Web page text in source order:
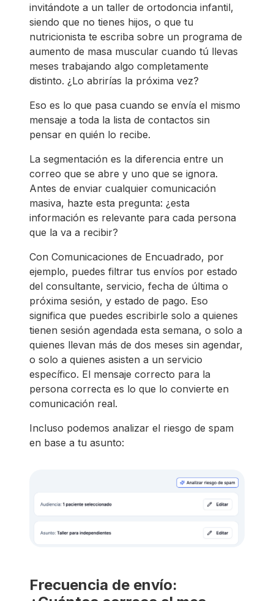
invitándote a un taller de ortodoncia infantil,
siendo que no tienes hijos, o que tu
nutricionista te escriba sobre un programa de
aumento de masa muscular cuando tú llevas
meses trabajando algo completamente
distinto. ¿Lo abrirías la próxima vez?
Eso es lo que pasa cuando se envía el mismo
mensaje a toda la lista de contactos sin
pensar en quién lo recibe.
La segmentación es la diferencia entre un
correo que se abre y uno que se ignora.
Antes de enviar cualquier comunicación
masiva, hazte esta pregunta: ¿esta
información es relevante para cada persona
que la va a recibir?
Con Comunicaciones de Encuadrado, por
ejemplo, puedes filtrar tus envíos por estado
del consultante, servicio, fecha de última o
próxima sesión, y estado de pago. Eso
significa que puedes escribirle solo a quienes
tienen sesión agendada esta semana, o solo a
quienes llevan más de dos meses sin agendar,
o solo a quienes asisten a un servicio
específico. El mensaje correcto para la
persona correcta es lo que lo convierte en
comunicación real.
Incluso podemos analizar el riesgo de spam
en base a tu asunto:
Frecuencia de envío: